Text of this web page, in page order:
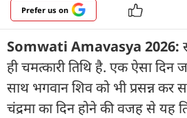
Prefer us on
Somwati Amavasya 2026:
ही चमत्कारी तिथि है. एक ऐसा
साथ भगवान शिव को भी प्रसन्न
चंद्रमा का दिन होने की वजह से यह